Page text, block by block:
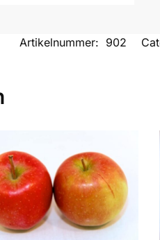
Artikelnummer: 902